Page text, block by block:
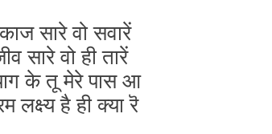
सारे वो सवारें
सारे वो ही तारें
के तू मेरे पास आ
है ही क्या रॆ